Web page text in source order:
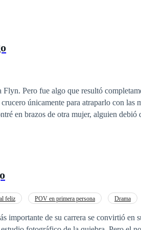
enigmática, controladora, calculadora,
pasado más fuerte que un posible futuro? Pierre y Alexa,
Flyn. Pero fue algo que resultó
únicamente para atraparlo con las
en brazos de otra mujer, alguien
salir, ahora solo nos queda esperar... y
feliz POV en primera persona Drama